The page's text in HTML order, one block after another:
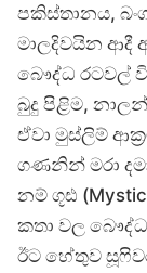
පකිස්තානය,
මාලදිවයින ආදී
බෞද්ධ රටවල්
බුදු පිළිම,
ඒවා මුස්ලිම්
ගණනින් මරා
නම් ගූඪ
කතා වල
ඊට හේතුව